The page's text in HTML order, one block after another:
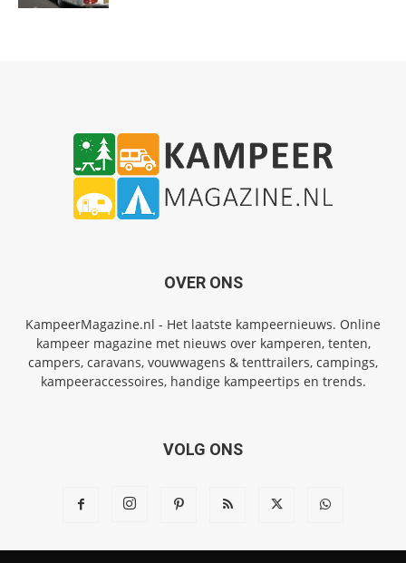
OVER ONS
KampeerMagazine.nl - Het laatste kampeernieuws. Online
kampeer magazine met nieuws over kamperen, tenten,
campers, caravans, vouwwagens & tenttrailers, campings,
kampeeraccessoires, handige kampeertips en trends.
VOLG ONS